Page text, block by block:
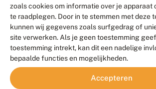
zoals cookies om informatie over je apparaat
te raadplegen. Door in te stemmen met deze
kunnen wij gegevens zoals surfgedrag of
site verwerken. Als je geen toestemming
toestemming intrekt, kan dit een nadelige
bepaalde functies en mogelijkheden.
Accepteren
Contact
Veelgestelde vragen
Meld waarnemingen© 2026 Vlinderstichting
Duurzaam ontwikkeld door
Go2People
,
Blue Field Agency
Privacy
Disclaimer
Sitemap